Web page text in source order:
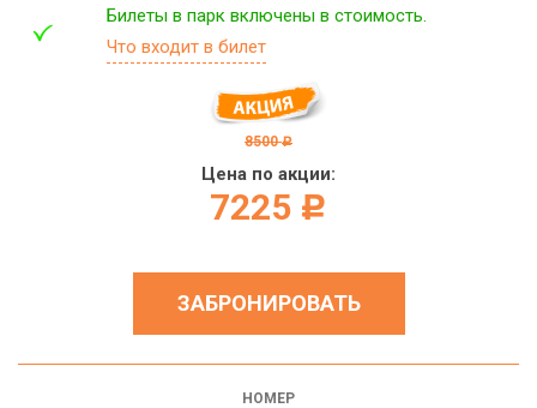
Билеты в парк включены в стоимость.
Что входит в билет
8500 c
Цена по акции:
7225 c
ЗАБРОНИРОВАТЬ
НОМЕР